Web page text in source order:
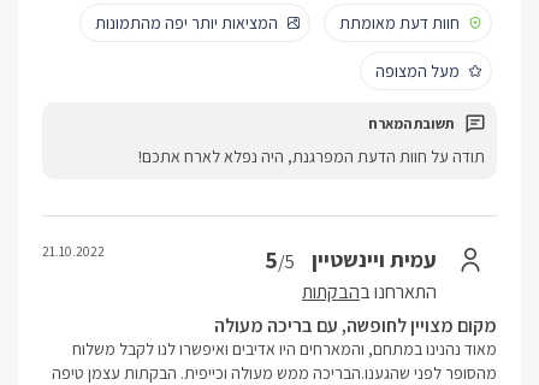
חוות דעת מאומתת
המציאות יותר יפה מהתמונות
מעל המצופה
תודה על חוות הדעת המפרגנת, היה נפלא לארח אתכם!
עמית ויינשטיין 5/5
התארחנו בהבקתות
21.10.2022
מקום מצויין לחופשה, עם בריכה מעולה
מאוד נהנינו במתחם, והמארחים היו אדיבים ואיפשרו לנו לקבל משלוח
מהסופר לפני שהגענו.הבריכה ממש מעולה וכייפית. הבקתות עצמן טיפה